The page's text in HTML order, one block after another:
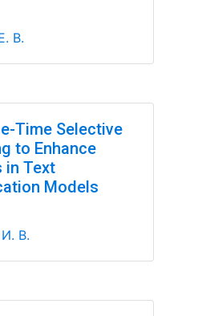
В.
Time Selective
to Enhance
in Text
Models
В.